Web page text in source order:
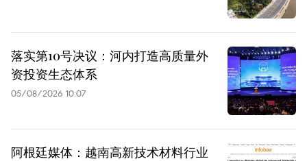
落实第10号决议：河内打造高质量外
资投资生态体系
05/08/2026 10:07
阿根廷媒体：越南高新技术材料行业